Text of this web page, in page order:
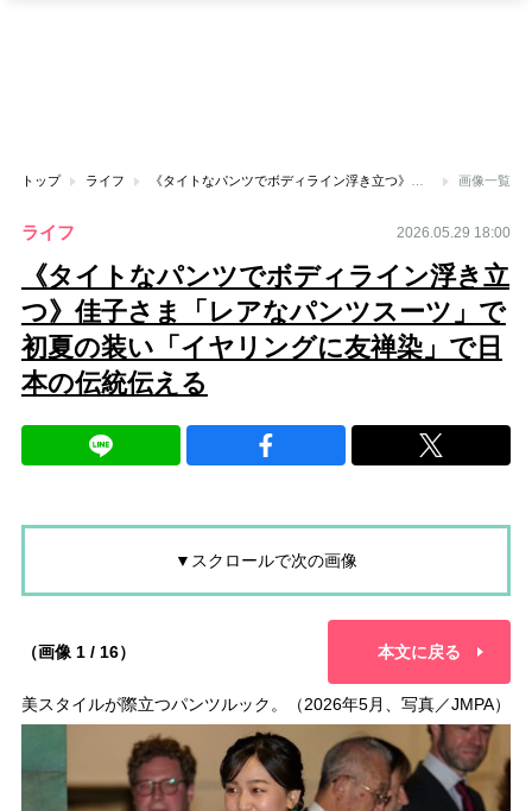
トップ ライフ 画像一覧
ライフ 2026.05.29 18:00
《タイトなパンツでボディライン浮き立
つ》佳子さま「レアなパンツスーツ」で
初夏の装い「イヤリングに友禅染」で日
本の伝統伝える
▼スクロールで次の画像
（画像 1 / 16） 本文に戻る
美スタイルが際立つパンツルック。（2026年5月、写真／JMPA）